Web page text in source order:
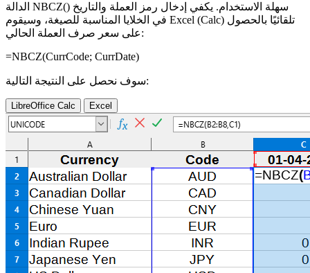
الدالة NBCZ() سهلة الاستخدام. يكفي إدخال رمز العملة والتاريخ
في الخلايا المناسبة للصيغة، وسيقوم Excel (Calc) تلقائيًا بالحصول
على سعر صرف العملة الحالي:
=NBCZ(CurrCode; CurrDate)
سوف نحصل على النتيجة التالية:
LibreOffice Calc Excel